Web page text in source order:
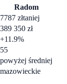
Radom
7787 złtaniej
389 350 zł
+11.9%
55
powyżej średniej
mazowieckie